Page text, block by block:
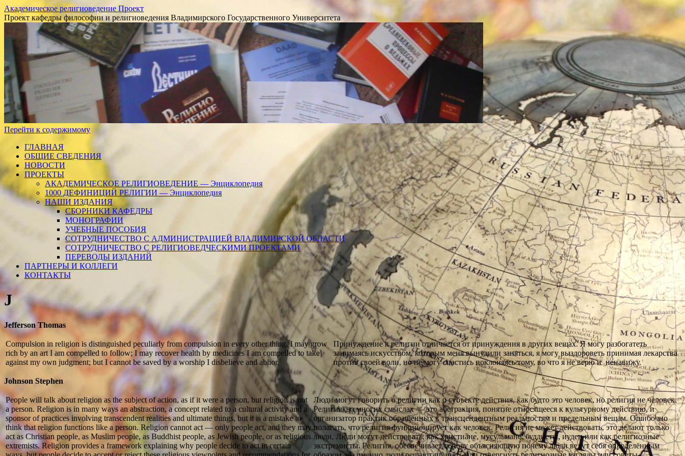
Академическое религиоведение Проект
Проект кафедры философии и религиоведения Владимирского Государственного Университета
Перейти к содержимому
ГЛАВНАЯ
ОБЩИЕ СВЕДЕНИЯ
НОВОСТИ
ПРОЕКТЫ
АКАДЕМИЧЕСКОЕ РЕЛИГИОВЕДЕНИЕ — Энциклопедия
1000 ДЕФИНИЦИЙ РЕЛИГИИ — Энциклопедия
НАШИ ИЗДАНИЯ
СБОРНИКИ КАФЕДРЫ
МОНОГРАФИИ
УЧЕБНЫЕ ПОСОБИЯ
СОТРУДНИЧЕСТВО С АДМИНИСТРАЦИЕЙ ВЛАДИМИРСКОЙ ОБЛАСТИ
СОТРУДНИЧЕСТВО С РЕЛИГИОВЕДЧЕСКИМИ ПРОЕКТАМИ
ПЕРЕВОДЫ ИЗДАНИЙ
ПАРТНЕРЫ И КОЛЛЕГИ
КОНТАКТЫ
J
Jefferson Thomas
Compulsion in religion is distinguished peculiarly from compulsion in every other thing. I may grow
rich by an art I am compelled to follow; I may recover health by medicines I am compelled to take
against my own judgment; but I cannot be saved by a worship I disbelieve and abhor.
Принуждение к религии отличается от принуждения в других вещах. Я могу разбогатеть
занимаясь искусством, которым меня вынудили заняться, я могу выздороветь принимая лекарства
против своей воли, но не могу спастись поклоняясь тому, во что я не верю и ненавижу.
Johnson Stephen
People will talk about religion as the subject of action, as if it were a person, but religion is not
a person. Religion is in many ways an abstraction, a concept related to a cultural activity and a
sponsor of practices involving transcendent realities and ultimate things, but it is a mistake to
think that religion functions like a person. Religion cannot act — only people act, and they may
act as Christian people, as Muslim people, as Buddhist people, as Jewish people, or as religious
extremists. Religion provides a framework explaining why people decide to act in certain
Люди могут говорить о религии как о субъекте действия, как будто это человек, но религия не человек.
Религия во многих смыслах — это абстракция, понятие относящееся к культурному действию, и
организатор практик обращенных к трансцендентным реальностям и предельным вещам. Ошибочно
полагать, что религия функционирует как человек. Религия не может действовать, это делают только
люди, Люди могут действовать, как христиане, мусульмане, буддисты, иудеи или как религиозные
экстремисты. Религия, обеспечивает основу объясняющую почему люди ведут себя определённым